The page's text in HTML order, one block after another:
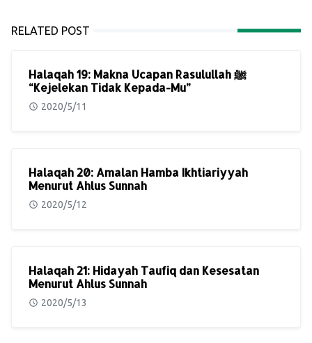
RELATED POST
Halaqah 19: Makna Ucapan Rasulullah ﷺ
“Kejelekan Tidak Kepada-Mu”
2020/5/11
Halaqah 20: Amalan Hamba Ikhtiariyyah
Menurut Ahlus Sunnah
2020/5/12
Halaqah 21: Hidayah Taufiq dan Kesesatan
Menurut Ahlus Sunnah
2020/5/13